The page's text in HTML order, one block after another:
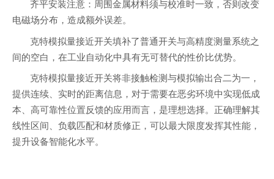
齐平安装注意：周围金属材料须与校准时一致，否则改变
电磁场分布，造成额外误差。
克特模拟量接近开关填补了普通开关与高精度测量系统之
间的空白，在工业自动化中具有无可替代的性价比优势。
克特模拟量接近开关将非接触检测与模拟输出合二为一，
提供连续、实时的距离信息，对于需要在恶劣环境中实现低成
本、高可靠性位置反馈的应用而言，是理想选择。正确理解其
线性区间、负载匹配和材质修正，可以最大限度发挥其性能，
提升设备智能化水平。